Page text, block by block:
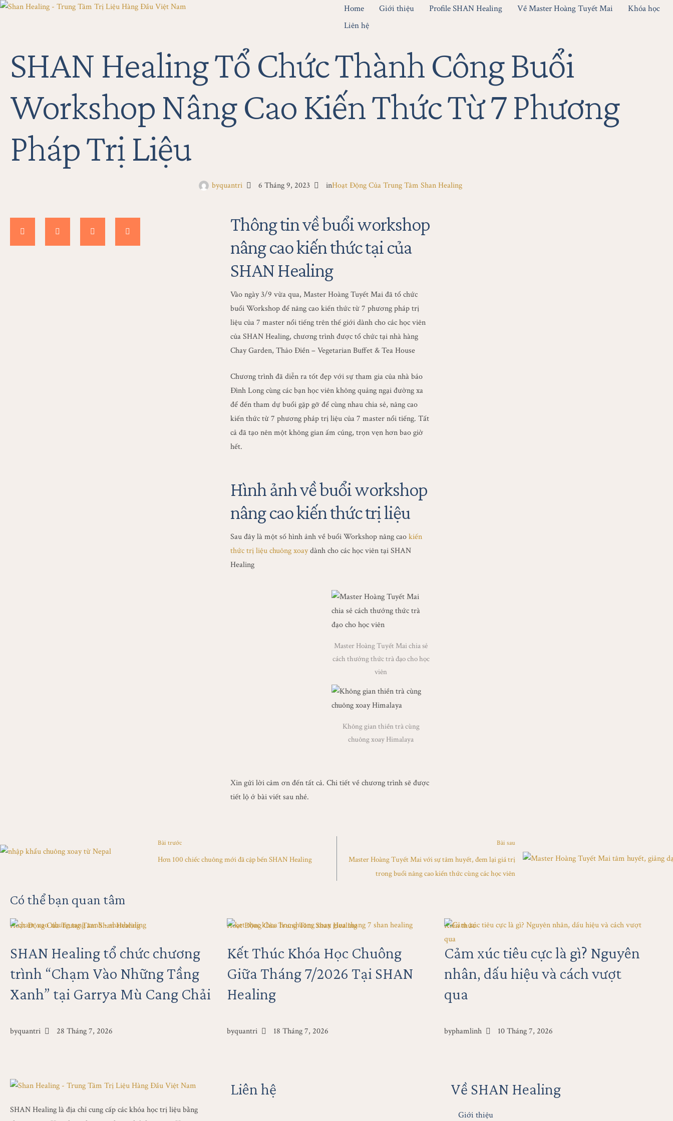
Home Giới thiệu Profile SHAN Healing Về Master Hoàng Tuyết Mai
Khóa học
Liên hệ
SHAN Healing Tổ Chức Thành Công Buổi
Workshop Nâng Cao Kiến Thức Từ 7 Phương
Pháp Trị Liệu
byquantri 6 Tháng 9, 2023 inHoạt Động Của Trung Tâm Shan Healing
Thông tin về buổi workshop
nâng cao kiến thức tại của
SHAN Healing
Vào ngày 3/9 vừa qua, Master Hoàng Tuyết Mai đã tổ chức
buổi Workshop để nâng cao kiến thức từ 7 phương pháp trị
liệu của 7 master nổi tiếng trên thế giới dành cho các học viên
của SHAN Healing, chương trình được tổ chức tại nhà hàng
Chay Garden, Thảo Điền – Vegetarian Buffet & Tea House
Chương trình đã diễn ra tốt đẹp với sự tham gia của nhà báo
Đình Long cùng các bạn học viên không quảng ngại đường xa
để đến tham dự buổi gặp gỡ để cùng nhau chia sẻ, nâng cao
kiến thức từ 7 phương pháp trị liệu của 7 master nổi tiếng. Tất
cả đã tạo nên một không gian ấm cúng, trọn vẹn hơn bao giờ
hết.
Hình ảnh về buổi workshop
nâng cao kiến thức trị liệu
Sau đây là một số hình ảnh về buổi Workshop nâng caokiến
thức trị liệu chuông xoaydành cho các học viên tại SHAN
Healing
Master Hoàng Tuyết Mai chia sẻ
cách thưởng thức trà đạo cho học
viên
Không gian thiền trà cùng
chuông xoay Himalaya
Xin gửi lời cảm ơn đến tất cả. Chi tiết về chương trình sẽ được
tiết lộ ở bài viết sau nhé.
Bài trước
Hơn 100 chiếc chuông mới đã cập bến SHAN Healing
Bài sau
Master Hoàng Tuyết Mai với sự tâm huyết, đem lại giá trị
trong buổi nâng cao kiến thức cùng các học viên
Có thể bạn quan tâm
Hoạt Động Của Trung Tâm Shan Healing
SHAN Healing tổ chức chương
trình “Chạm Vào Những Tầng
Xanh” tại Garrya Mù Cang Chải
byquantri 28 Tháng 7, 2026
Hoạt Động Của Trung Tâm Shan Healing
Kết Thúc Khóa Học Chuông
Giữa Tháng 7/2026 Tại SHAN
Healing
byquantri 18 Tháng 7, 2026
Kiến thức
Cảm xúc tiêu cực là gì? Nguyên
nhân, dấu hiệu và cách vượt
qua
byphamlinh 10 Tháng 7, 2026
SHAN Healing là địa chỉ cung cấp các khóa học trị liệu bằng
Liên hệ Về SHAN Healing
Giới thiệu